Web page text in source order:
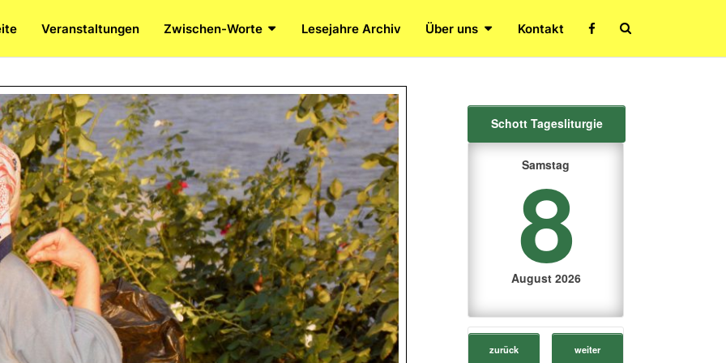
Veranstaltungen Zwischen-Worte Lesejahre Archiv Über uns Kontakt
Search
Schott Tagesliturgie
Samstag
8
August 2026
zurück weiter